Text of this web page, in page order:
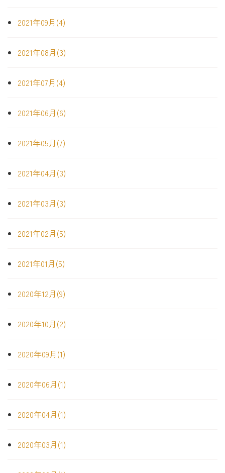
2021年09月(4)
2021年08月(3)
2021年07月(4)
2021年06月(6)
2021年05月(7)
2021年04月(3)
2021年03月(3)
2021年02月(5)
2021年01月(5)
2020年12月(9)
2020年10月(2)
2020年09月(1)
2020年06月(1)
2020年04月(1)
2020年03月(1)